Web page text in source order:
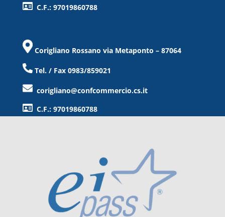
C.F.: 97019860788
Corigliano Rossano via Metaponto – 87064
Tel. / Fax 0983/859021
corigliano@confcommercio.cs.it
C.F.: 97019860788